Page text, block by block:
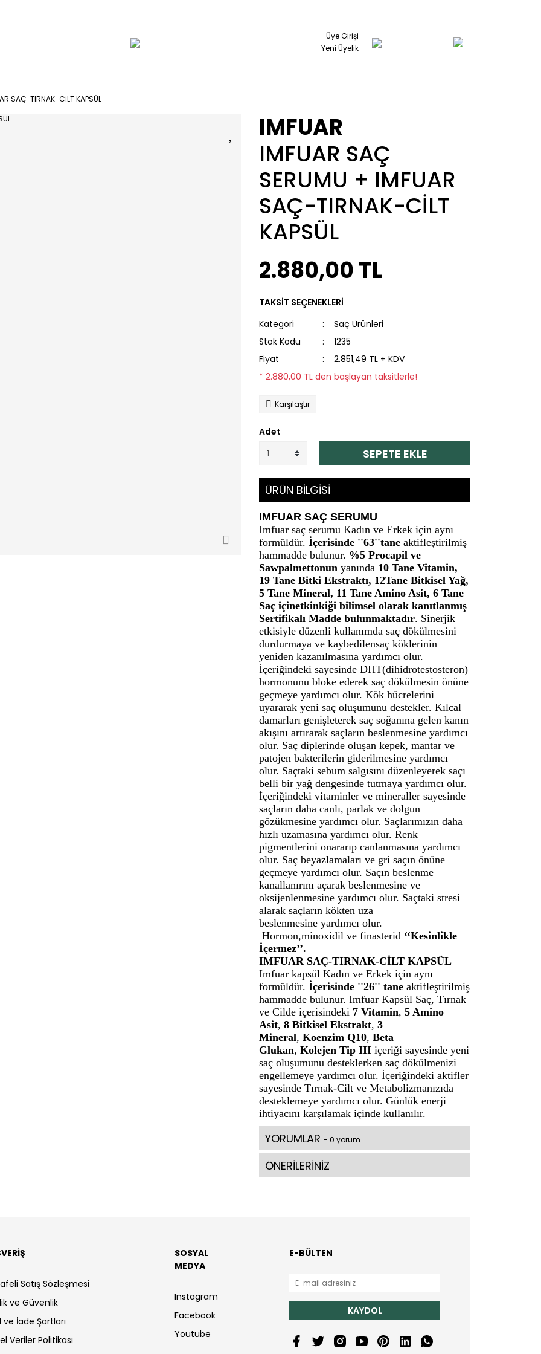
Üye Girişi
Yeni Üyelik
SAÇ-TIRNAK-CİLT KAPSÜL
IMFUAR
IMFUAR SAÇ
SERUMU + IMFUAR
SAÇ-TIRNAK-CİLT
KAPSÜL
2.880,00 TL
TAKSİT SEÇENEKLERİ
Kategori
Saç Ürünleri
Stok Kodu
1235
Fiyat
2.851,49 TL + KDV
* 2.880,00 TL den başlayan taksitlerle!
Karşılaştır
Adet
SEPETE EKLE
ÜRÜN BİLGİSİ
IMFUAR SAÇ SERUMU
Imfuar saç serumu Kadın ve Erkek için aynı
formüldür. İçerisinde ''63''tane aktifleştirilmiş
hammadde bulunur. %5 Procapil ve
Sawpalmettonun yanında 10 Tane Vitamin,
19 Tane Bitki Ekstraktı, 12Tane Bitkisel Yağ,
5 Tane Mineral, 11 Tane Amino Asit, 6 Tane
Saç içinetkinkiği bilimsel olarak kanıtlanmış
Sertifikalı Madde bulunmaktadır. Sinerjik
etkisiyle düzenli kullanımda saç dökülmesini
durdurmaya ve kaybedilensaç köklerinin
yeniden kazanılmasına yardımcı olur.
İçeriğindeki sayesinde DHT(dihidrotestosteron)
hormonunu bloke ederek saç dökülmesin önüne
geçmeye yardımcı olur. Kök hücrelerini
uyararak yeni saç oluşumunu destekler. Kılcal
damarları genişleterek saç soğanına gelen kanın
akışını artırarak saçların beslenmesine yardımcı
olur. Saç diplerinde oluşan kepek, mantar ve
patojen bakterilerin giderilmesine yardımcı
olur. Saçtaki sebum salgısını düzenleyerek saçı
belli bir yağ dengesinde tutmaya yardımcı olur.
İçeriğindeki vitaminler ve mineraller sayesinde
saçların daha canlı, parlak ve dolgun
gözükmesine yardımcı olur. Saçlarımızın daha
hızlı uzamasına yardımcı olur. Renk
pigmentlerini onararıp canlanmasına yardımcı
olur. Saç beyazlamaları ve gri saçın önüne
geçmeye yardımcı olur. Saçın beslenme
kanallanırını açarak beslenmesine ve
oksijenlenmesine yardımcı olur. Saçtaki stresi
alarak saçların kökten uza
beslenmesine yardımcı olur.
Hormon,minoxidil ve finasterid ‘‘Kesinlikle
İçermez’’.
IMFUAR SAÇ-TIRNAK-CİLT KAPSÜL
Imfuar kapsül Kadın ve Erkek için aynı
formüldür. İçerisinde ''26'' tane aktifleştirilmiş
hammadde bulunur. Imfuar Kapsül Saç, Tırnak
ve Cilde içerisindeki 7 Vitamin, 5 Amino
Asit, 8 Bitkisel Ekstrakt, 3
Mineral, Koenzim Q10, Beta
Glukan, Kolejen Tip III içeriği sayesinde yeni
saç oluşumunu desteklerken saç dökülmenizi
engellemeye yardımcı olur. İçeriğindeki aktifler
sayesinde Tırnak-Cilt ve Metabolizmanızıda
desteklemeye yardımcı olur. Günlük enerji
ihtiyacını karşılamak içinde kullanılır.
YORUMLAR - 0 yorum
ÖNERİLERİNİZ
Satış Sözleşmesi
ve Güvenlik
ve İade Şartları
Veriler Politikası
SOSYAL
MEDYA
Instagram
Facebook
Youtube
E-BÜLTEN
KAYDOL